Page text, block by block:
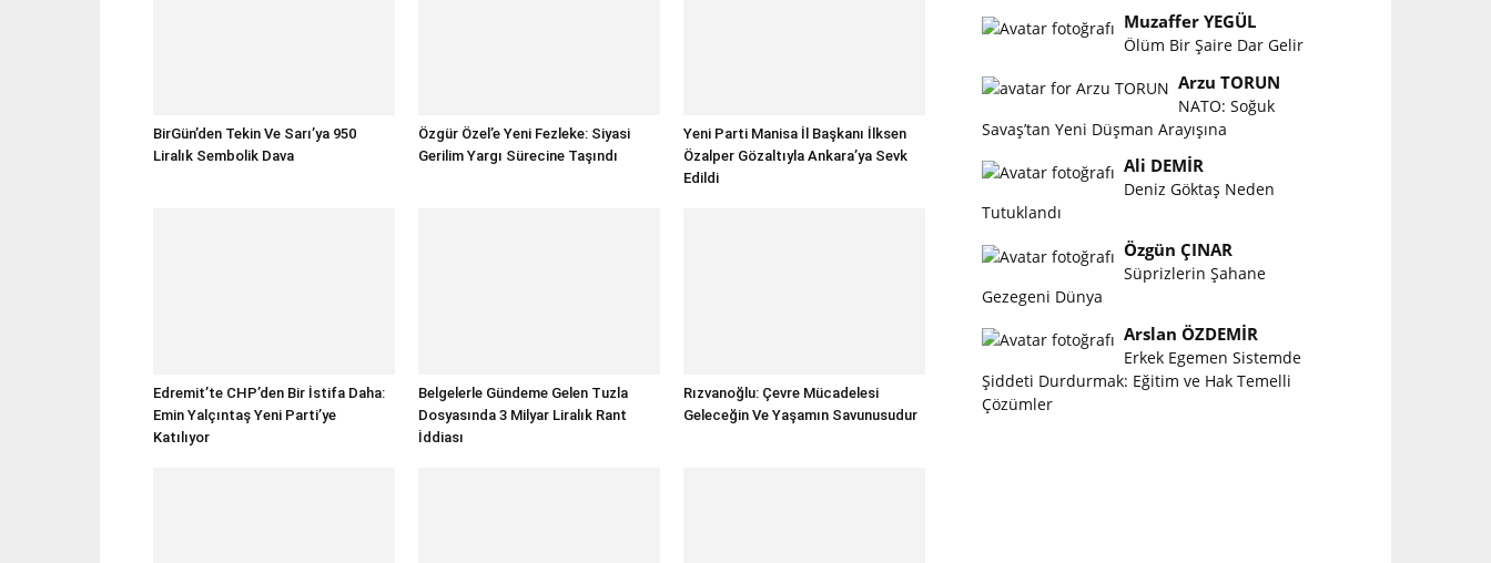
BirGün’den Tekin Ve Sarı’ya 950
Liralık Sembolik Dava
Özgür Özel’e Yeni Fezleke: Siyasi
Gerilim Yargı Sürecine Taşındı
Yeni Parti Manisa İl Başkanı İlksen
Özalper Gözaltıyla Ankara’ya Sevk
Edildi
Edremit’te CHP’den Bir İstifa Daha:
Emin Yalçıntaş Yeni Parti’ye
Katılıyor
Belgelerle Gündeme Gelen Tuzla
Dosyasında 3 Milyar Liralık Rant
İddiası
Rızvanoğlu: Çevre Mücadelesi
Geleceğin Ve Yaşamın Savunusudur
Muzaffer YEGÜL
Ölüm Bir Şaire Dar Gelir
Arzu TORUN
NATO: Soğuk
Savaş’tan Yeni Düşman Arayışına
Ali DEMİR
Deniz Göktaş Neden
Tutuklandı
Özgün ÇINAR
Süprizlerin Şahane
Gezegeni Dünya
Arslan ÖZDEMİR
Erkek Egemen Sistemde
Şiddeti Durdurmak: Eğitim ve Hak Temelli
Çözümler